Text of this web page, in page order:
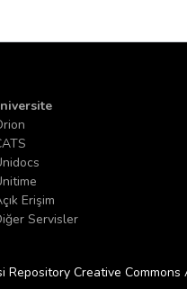
Erişim
Servisler
Creative Commons